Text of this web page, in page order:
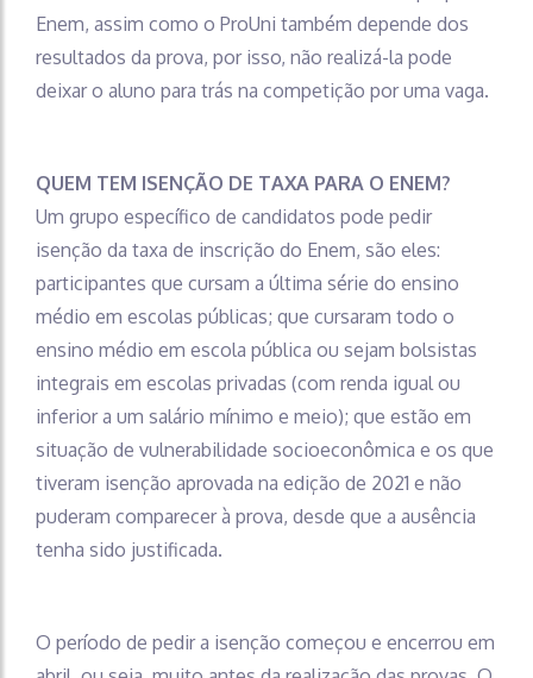
Enem, assim como o ProUni também depende dos
resultados da prova, por isso, não realizá-la pode
deixar o aluno para trás na competição por uma vaga.
QUEM TEM ISENÇÃO DE TAXA PARA O ENEM?
Um grupo específico de candidatos pode pedir
isenção da taxa de inscrição do Enem, são eles:
participantes que cursam a última série do ensino
médio em escolas públicas; que cursaram todo o
ensino médio em escola pública ou sejam bolsistas
integrais em escolas privadas (com renda igual ou
inferior a um salário mínimo e meio); que estão em
situação de vulnerabilidade socioeconômica e os que
tiveram isenção aprovada na edição de 2021 e não
puderam comparecer à prova, desde que a ausência
tenha sido justificada.
O período de pedir a isenção começou e encerrou em